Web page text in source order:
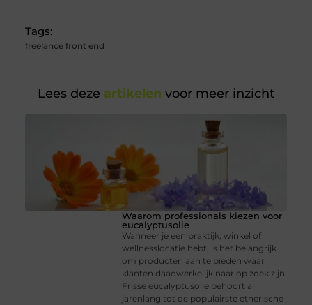
Tags:
freelance front end
Lees deze artikelen voor meer inzicht
Waarom professionals kiezen voor
eucalyptusolie
Wanneer je een praktijk, winkel of
wellnesslocatie hebt, is het belangrijk
om producten aan te bieden waar
klanten daadwerkelijk naar op zoek zijn.
Frisse eucalyptusolie behoort al
jarenlang tot de populairste etherische